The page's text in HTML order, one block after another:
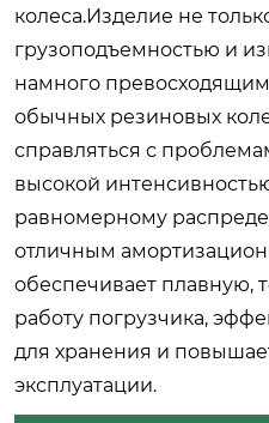
колеса.Изделие не
грузоподъемностью и
намного
обычных резиновых
справляться с
высокой
равномерному
отличным
обеспечивает
работу погрузчика,
для хранения и
эксплуатации.